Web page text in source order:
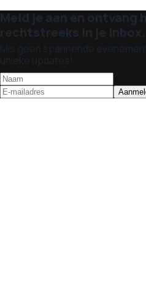
Meld je aan en ontvang
rechtstreeks in je inbox.
Mis geen spannende
unieke updates!